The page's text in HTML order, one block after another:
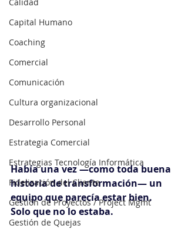
Capital Humano
Coaching
Comercial
Comunicación
Cultura organizacional
Desarrollo Personal
Estrategia Comercial
Estrategias Tecnología Informática
Fidelización del Cliente
Gestión de Proyectos / Project Mgmt
Gestión de Quejas
Había una vez —como toda buena
historia de transformación— un
equipo que parecía estar bien.
Solo que no lo estaba.